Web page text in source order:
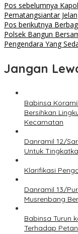
Pos sebelumnya
Pematangsiantar
Pos berikutnya
Polsek Bangun
Pengendara Yang
Jangan
Babinsa
Bersihkan
Kecamatan
Danramil 12/
Untuk
Klarifikasi
Danramil 13/
Musrenbang
Babinsa Turun
Terhadap